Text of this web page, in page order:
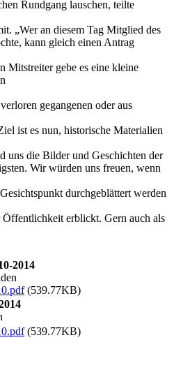
Rundgang lauschen, teilte
„Wer an diesem Tag Mitglied des
kann gleich einen Antrag
Mitstreiter gebe es eine kleine
gegangenen oder aus
ist es nun, historische Materialien
uns die Bilder und Geschichten der
Wir würden uns freuen, wenn
durchgeblättert werden
Öffentlichkeit erblickt. Gern auch als
2014
(539.77KB)
(539.77KB)